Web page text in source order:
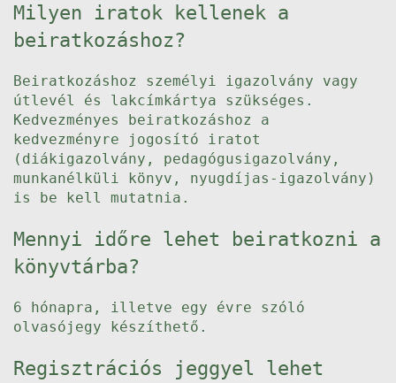
Milyen iratok kellenek a
beiratkozáshoz?
Beiratkozáshoz személyi igazolvány vagy
útlevél és lakcímkártya szükséges.
Kedvezményes beiratkozáshoz a
kedvezményre jogosító iratot
(diákigazolvány, pedagógusigazolvány,
munkanélküli könyv, nyugdíjas-igazolvány)
is be kell mutatnia.
Mennyi időre lehet beiratkozni a
könyvtárba?
6 hónapra, illetve egy évre szóló
olvasójegy készíthető.
Regisztrációs jeggyel lehet